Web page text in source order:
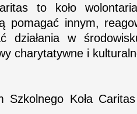
to koło
pomagać innym,
działania w
charytatywne i
Szkolnego Koła